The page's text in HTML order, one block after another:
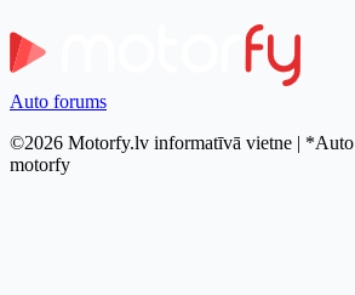
Auto forums
©2026 Motorfy.lv informatīvā vietne |
motorfy